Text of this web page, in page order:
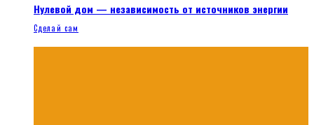
Нулевой дом — независимость от источников энергии
Сделай сам